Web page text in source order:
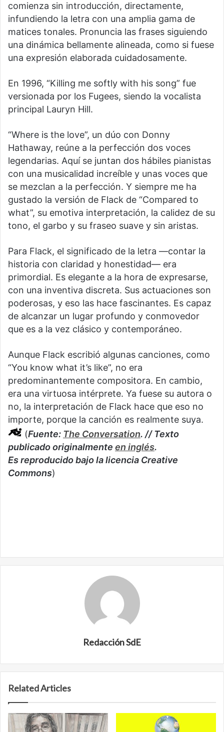
comienza sin introducción, directamente,
infundiendo la letra con una amplia gama de
matices tonales. Pronuncia las frases siguiendo
una dinámica bellamente alineada, como si fuese
una expresión elaborada cuidadosamente.
En 1996, “Killing me softly with his song” fue
versionada por los Fugees, siendo la vocalista
principal Lauryn Hill.
“Where is the love”, un dúo con Donny
Hathaway, reúne a la perfección dos voces
legendarias. Aquí se juntan dos hábiles pianistas
con una musicalidad increíble y unas voces que
se mezclan a la perfección. Y siempre me ha
gustado la versión de Flack de “Compared to
what”, su emotiva interpretación, la calidez de su
tono, el garbo y su fraseo suave y sin aristas.
Para Flack, el significado de la letra —contar la
historia con claridad y honestidad— era
primordial. Es elegante a la hora de expresarse,
con una inventiva discreta. Sus actuaciones son
poderosas, y eso las hace fascinantes. Es capaz
de alcanzar un lugar profundo y conmovedor
que es a la vez clásico y contemporáneo.
Aunque Flack escribió algunas canciones, como
“You know what it’s like”, no era
predominantemente compositora. En cambio,
era una virtuosa intérprete. Ya fuese su autora o
no, la interpretación de Flack hace que eso no
importe, porque la canción es realmente suya.
(Fuente: The Conversation. // Texto
publicado originalmente en inglés.
Es reproducido bajo la licencia Creative
Commons)
Redacción SdE
Related Articles